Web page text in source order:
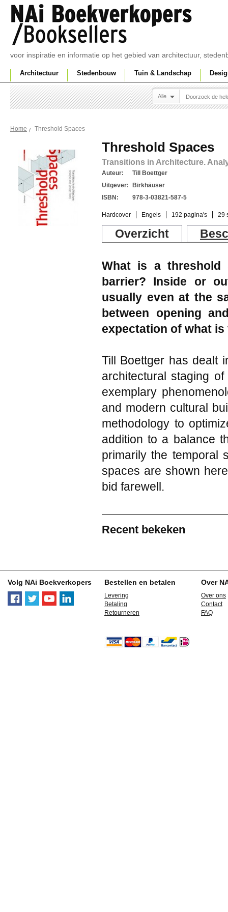
voor inspiratie en informatie op het gebied van architectuur,
Architectuur Stedenbouw Tuin & Landschap
Alle
Home Threshold Spaces
Threshold Spaces
Transitions in Architecture.
Auteur:
Till Boettger
Uitgever:
Birkhäuser
ISBN:
978-3-03821-587-5
Hardcover Engels 192 pagina's 29
Overzicht
What is a threshold
barrier? Inside or
usually even at the
between opening
expectation of what is
Till Boettger has dealt
architectural staging
exemplary
and modern cultural
methodology to
addition to a balance
primarily the temporal
spaces are shown
bid farewell.
Recent bekeken
Volg NAi Boekverkopers Bestellen en betalen
Levering
Betaling
Retourneren
Over
Over ons
Contact
FAQ